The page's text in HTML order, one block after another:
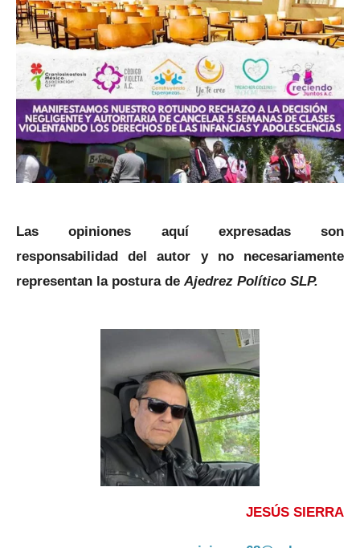
Las opiniones aquí expresadas son
responsabilidad del autor y no necesariamente
representan la postura de Ajedrez Político SLP.
JESÚS SIERRA